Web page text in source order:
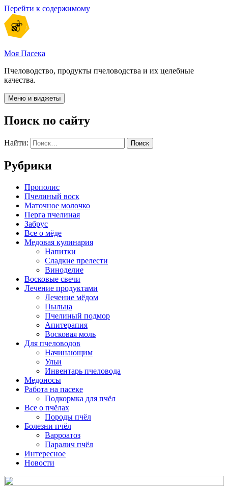
Перейти к содержимому
Моя Пасека
Пчеловодство, продукты пчеловодства и их целебные
качества.
Меню и виджеты
Поиск по сайту
Найти:
Рубрики
Прополис
Пчелиный воск
Маточное молочко
Перга пчелиная
Забрус
Все о мёде
Медовая кулинария
Напитки
Сладкие прелести
Виноделие
Восковые свечи
Лечение продуктами
Лечение мёдом
Пыльца
Пчелиный подмор
Апитерапия
Восковая моль
Для пчеловодов
Начинающим
Ульи
Инвентарь пчеловода
Медоносы
Работа на пасеке
Подкормка для пчёл
Все о пчёлах
Породы пчёл
Болезни пчёл
Варроатоз
Паралич пчёл
Интересное
Новости